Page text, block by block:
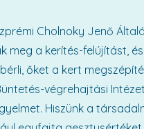
Cholnoky Jenő
meg a kerítés-felújítást,
őket a kert
végrehajtási
Hiszünk a